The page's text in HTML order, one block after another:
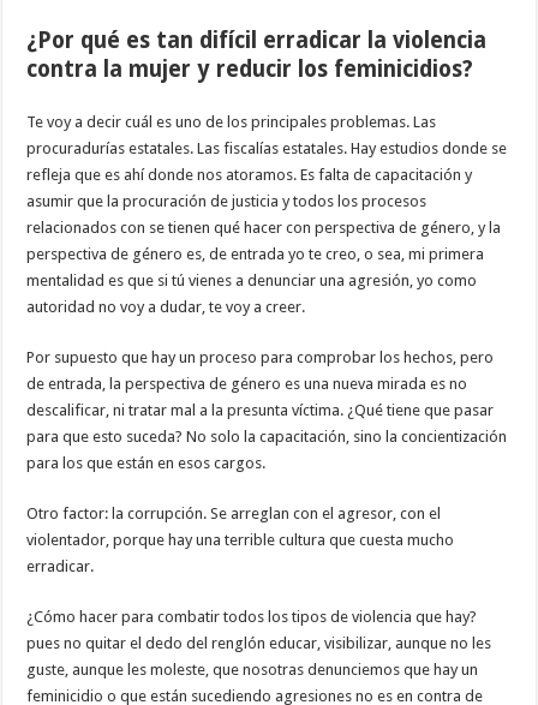
¿Por qué es tan difícil erradicar la violencia
contra la mujer y reducir los feminicidios?
Te voy a decir cuál es uno de los principales problemas. Las
procuradurías estatales. Las fiscalías estatales. Hay estudios donde se
refleja que es ahí donde nos atoramos. Es falta de capacitación y
asumir que la procuración de justicia y todos los procesos
relacionados con se tienen qué hacer con perspectiva de género, y la
perspectiva de género es, de entrada yo te creo, o sea, mi primera
mentalidad es que si tú vienes a denunciar una agresión, yo como
autoridad no voy a dudar, te voy a creer.
Por supuesto que hay un proceso para comprobar los hechos, pero
de entrada, la perspectiva de género es una nueva mirada es no
descalificar, ni tratar mal a la presunta víctima. ¿Qué tiene que pasar
para que esto suceda? No solo la capacitación, sino la concientización
para los que están en esos cargos.
Otro factor: la corrupción. Se arreglan con el agresor, con el
violentador, porque hay una terrible cultura que cuesta mucho
erradicar.
¿Cómo hacer para combatir todos los tipos de violencia que hay?
pues no quitar el dedo del renglón educar, visibilizar, aunque no les
guste, aunque les moleste, que nosotras denunciemos que hay un
feminicidio o que están sucediendo agresiones no es en contra de